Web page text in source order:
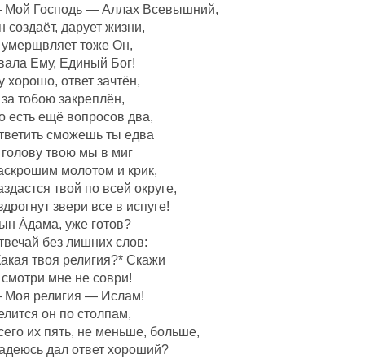
Господь — Аллах Всевышний,
создаëт, дарует жизни,
тоже Он,
Ему, Единый Бог!
хорошо, ответ зачтëн,
тобою закреплëн,
есть ещё вопросов два,
сможешь ты едва
твою мы в миг
молотом и крик,
твой по всей округе,
звери все в испуге!
Áдама, уже готов?
без лишних слов:
твоя религия?* Скажи
мне не соври!
религия — Ислам!
он по столпам,
их пять, не меньше, больше,
дал ответ хороший?